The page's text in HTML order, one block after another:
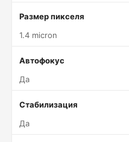
Размер пикселя
1.4 micron
Автофокус
Да
Стабилизация
Да